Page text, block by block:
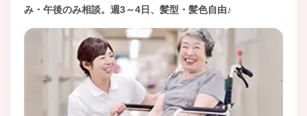
み・午後のみ相談。週3～4日、髪型・髪色自由♪